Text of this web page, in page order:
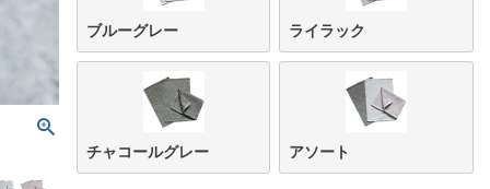
ブルーグレー ライラック
チャコールグレー アソート